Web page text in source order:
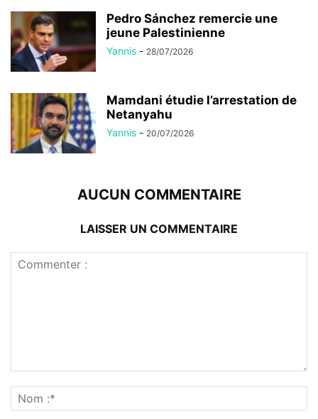
Pedro Sánchez remercie une
jeune Palestinienne
Yannis - 28/07/2026
Mamdani étudie l’arrestation de
Netanyahu
Yannis - 20/07/2026
AUCUN COMMENTAIRE
LAISSER UN COMMENTAIRE